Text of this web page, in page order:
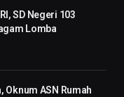
SD Negeri 103
Lomba
ASN Rumah